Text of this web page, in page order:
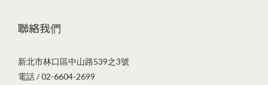
聯絡我們
新北市林口區中山路539之3號
電話 / 02-6604-2699